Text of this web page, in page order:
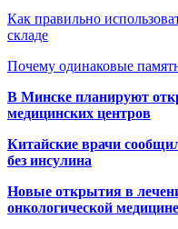
Как правильно
складе
Почему одинаковые
В Минске планируют
медицинских центров
Китайские врачи
без инсулина
Новые открытия в
онкологической медицине